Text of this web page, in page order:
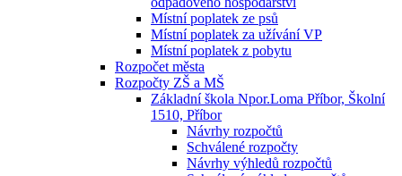
Místní poplatek ze psů
Místní poplatek za užívání VP
Místní poplatek z pobytu
Rozpočet města
Rozpočty ZŠ a MŠ
Základní škola Npor.Loma Příbor, Školní
1510, Příbor
Návrhy rozpočtů
Schválené rozpočty
Návrhy výhledů rozpočtů